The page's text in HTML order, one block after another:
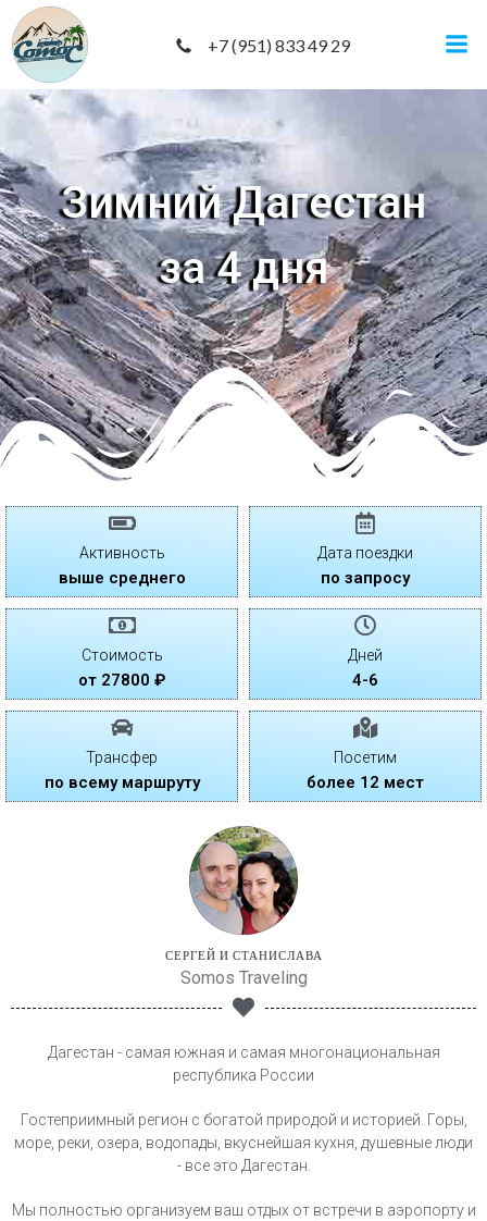
+7 (951) 833 49 29
Зимний Дагестан
за 4 дня
Активность
выше среднего
Дата поездки
по запросу
Стоимость
от 27800 ₽
Дней
4-6
Трансфер
по всему маршруту
Посетим
более 12 мест
СЕРГЕЙ И СТАНИСЛАВА
Somos Traveling
Дагестан - самая южная и самая многонациональная
республика России
Гостеприимный регион с богатой природой и историей. Горы,
море, реки, озера, водопады, вкуснейшая кухня, душевные люди
- все это Дагестан.
Мы полностью организуем ваш отдых от встречи в аэропорту и